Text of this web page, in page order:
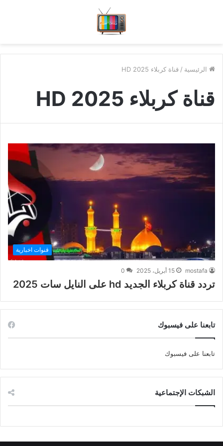
الرئيسية / قناة كربلاء HD 2025
قناة كربلاء HD 2025
قنوات اخبارية
mostafa 15 أبريل، 2025 0
تردد قناة كربلاء الجديد hd على النايل سات 2025
تابعنا على فيسبوك
تابعنا على فيسبوك
الشبكات الإجتماعية